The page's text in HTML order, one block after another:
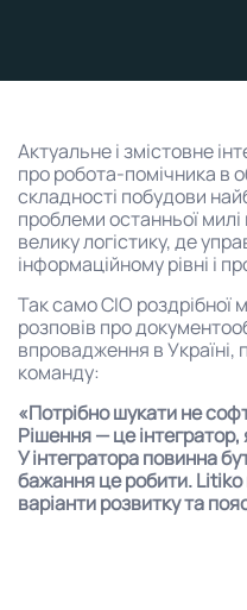
Актуальне і змістовне
про робота-помічника в
складності побудови
проблеми останньої милі
велику логістику, де
інформаційному рівні і
Так само CIO роздрібної
розповів про
впровадження в
команду:
«Потрібно шукати не
Рішення — це
У інтегратора повинна
бажання це робити. Litiko
варіанти розвитку та